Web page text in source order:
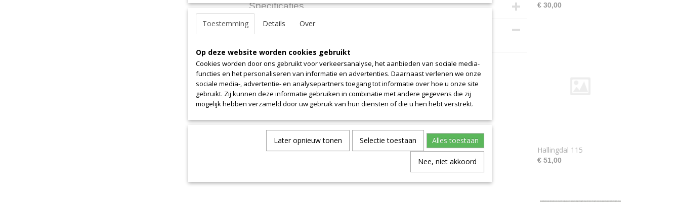
Specificaties
Productcode leverancier
Afmetingen (l,b,h)
255 x 130 x 0 cm
Omschrijving
€ 30,00
Hallingdal 115
€ 51,00
Toestemming Details Over
Op deze website worden cookies gebruikt
Cookies worden door ons gebruikt voor verkeersanalyse, het aanbieden van sociale media-
functies en het personaliseren van informatie en advertenties. Daarnaast verlenen we onze
sociale media-, advertentie- en analysepartners toegang tot informatie over hoe u onze site
gebruikt. Zij kunnen deze informatie gebruiken in combinatie met andere gegevens die zij
mogelijk hebben verzameld door uw gebruik van hun diensten of die u hen hebt verstrekt.
Later opnieuw tonen Selectie toestaan Alles toestaan
Nee, niet akkoord